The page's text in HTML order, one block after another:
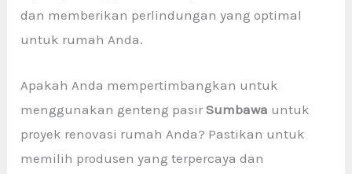
dan memberikan perlindungan yang optimal
untuk rumah Anda.
Apakah Anda mempertimbangkan untuk
menggunakan genteng pasirSumbawa untuk
proyek renovasi rumah Anda? Pastikan untuk
memilih produsen yang terpercaya dan